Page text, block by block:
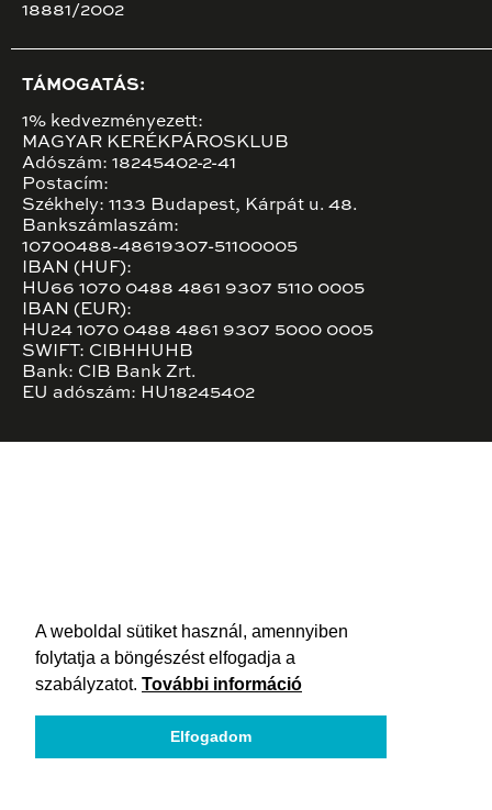
A weboldal sütiket használ, amennyiben
folytatja a böngészést elfogadja a
szabályzatot. További információ
Elfogadom
18881/2002
TÁMOGATÁS:
1% kedvezményezett:
MAGYAR KERÉKPÁROSKLUB
Adószám: 18245402-2-41
Postacím:
Székhely: 1133 Budapest, Kárpát u. 48.
Bankszámlaszám:
10700488-48619307-51100005
IBAN (HUF):
HU66 1070 0488 4861 9307 5110 0005
IBAN (EUR):
HU24 1070 0488 4861 9307 5000 0005
SWIFT: CIBHHUHB
Bank: CIB Bank Zrt.
EU adószám: HU18245402